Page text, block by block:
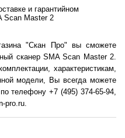
и гарантийном
Scan Master 2
"Скан Про" вы сможете
сканер SMA Scan Master 2.
характеристикам,
модели, Вы всегда можете
телефону +7 (495) 374-65-94,
pro.ru.